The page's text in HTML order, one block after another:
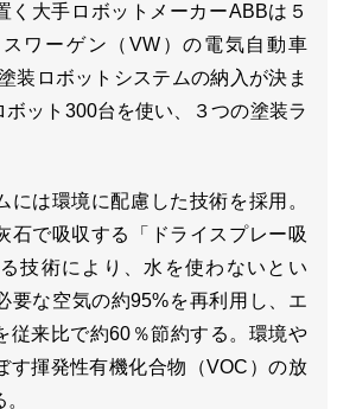
大手ロボットメーカーABBは５
ワーゲン（VW）の電気自動車
装ロボットシステムの納入が決ま
ボット300台を使い、３つの塗装ラ
は環境に配慮した技術を採用。
石で吸収する「ドライスプレー吸
技術により、水を使わないとい
要な空気の約95%を再利用し、エ
従来比で約60％節約する。環境や
す揮発性有機化合物（VOC）の放